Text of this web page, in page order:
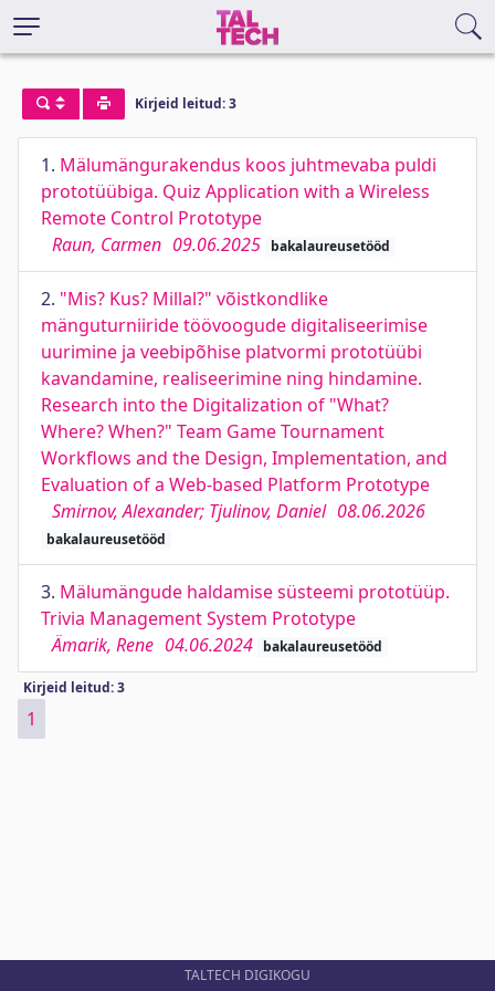
Kirjeid leitud: 3
1. Mälumängurakendus koos juhtmevaba puldi
prototüübiga. Quiz Application with a Wireless
Remote Control Prototype
Raun, Carmen 09.06.2025 bakalaureusetööd
2. "Mis? Kus? Millal?" võistkondlike
mänguturniiride töövoogude digitaliseerimise
uurimine ja veebipõhise platvormi prototüübi
kavandamine, realiseerimine ning hindamine.
Research into the Digitalization of "What?
Where? When?" Team Game Tournament
Workflows and the Design, Implementation, and
Evaluation of a Web-based Platform Prototype
Smirnov, Alexander; Tjulinov, Daniel 08.06.2026
bakalaureusetööd
3. Mälumängude haldamise süsteemi prototüüp.
Trivia Management System Prototype
Ämarik, Rene 04.06.2024 bakalaureusetööd
Kirjeid leitud: 3
1
TALTECH DIGIKOGU